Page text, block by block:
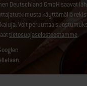
Deutschland GmbH saavat
käyttämällä
Voit peruuttaa
tietosuojaselosteestamme.